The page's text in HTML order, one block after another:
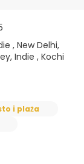
, New Delhi,
Indie , Kochi
i plaża